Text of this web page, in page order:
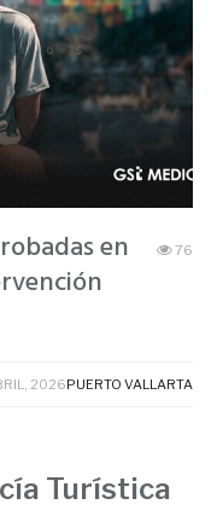
en
76
2026PUERTO VALLARTA
Turística